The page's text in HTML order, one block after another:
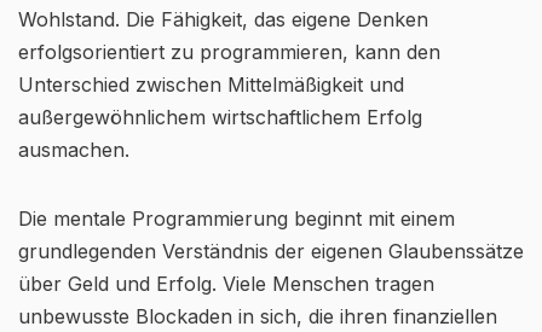
Wohlstand. Die Fähigkeit, das eigene Denken
erfolgsorientiert zu programmieren, kann den
Unterschied zwischen Mittelmäßigkeit und
außergewöhnlichem wirtschaftlichem Erfolg
ausmachen.
Die mentale Programmierung beginnt mit einem
grundlegenden Verständnis der eigenen Glaubenssätze
über Geld und Erfolg. Viele Menschen tragen
unbewusste Blockaden in sich, die ihren finanziellen